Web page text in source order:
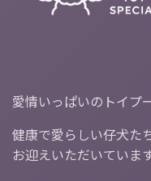
愛情いっぱいのトイプ
健康で愛らしい仔犬た
お迎えいただいています